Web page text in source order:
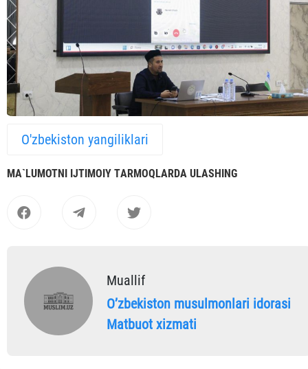
O'zbekiston yangiliklari
MА`LUMOTNI IJTIMOIY TАRMOQLАRDА ULАSHING
Muallif
Oʼzbekiston musulmonlari idorasi
Matbuot xizmati